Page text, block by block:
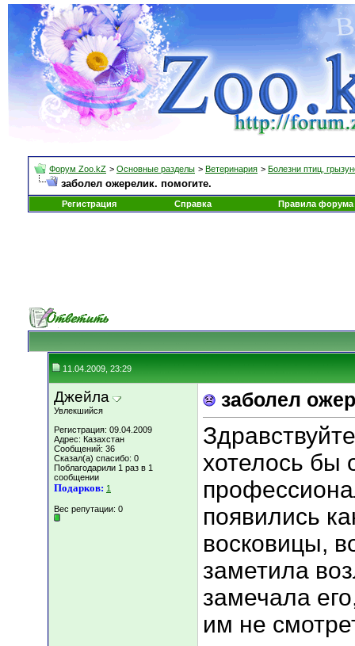
Форум Zoo.kZ > Основные разделы > Ветеринария > Болезни птиц,
заболел ожерелик. помогите.
Регистрация Справка Правила форума
11.04.2009, 23:29
Джейла
Увлекшийся
Регистрация: 09.04.2009
Адрес: Казахстан
Сообщений: 36
Сказал(а) спасибо: 0
Поблагодарили 1 раз в 1
сообщении
Подарков: 1
Вес репутации: 0
заболел
хотелось бы
появились
восковицы,
заметила
замечала
им не